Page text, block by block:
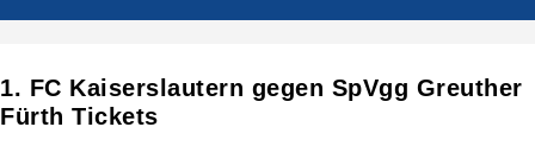
1. FC Kaiserslautern gegen SpVgg Greuther
Fürth Tickets